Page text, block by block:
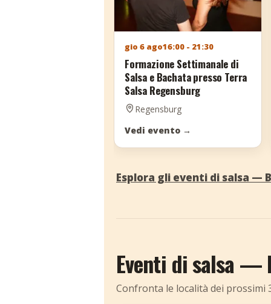
gio 6 ago16:00 - 21:30
Formazione Settimanale di
Salsa e Bachata presso Terra
Salsa Regensburg
Regensburg
Vedi evento →
Esplora gli eventi di salsa —
Eventi di salsa —
Confronta le località dei prossimi